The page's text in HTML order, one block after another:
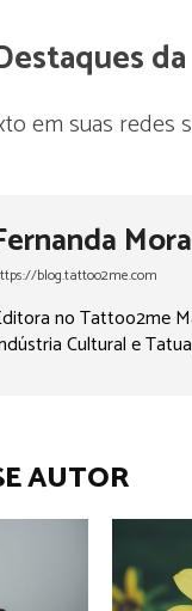
em suas redes
blog.tattoo2me.com
no Tattoo2me
Cultural e
AUTOR